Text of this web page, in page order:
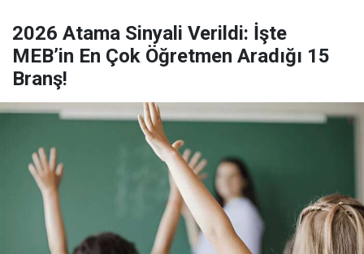
2026 Atama Sinyali Verildi: İşte
MEB’in En Çok Öğretmen Aradığı 15
Branş!